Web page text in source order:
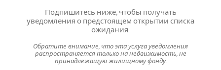
Подпишитесь ниже, чтобы получать
уведомления о предстоящем открытии списка
ожидания.
Обратите внимание, что эта услуга уведомления
распространяется только на недвижимость, не
принадлежащую жилищному фонду.